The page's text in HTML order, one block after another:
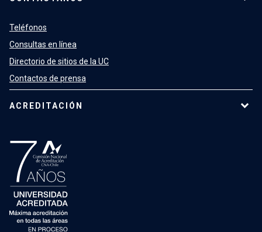
Teléfonos
Consultas en línea
Directorio de sitios de la UC
Contactos de prensa
ACREDITACIÓN